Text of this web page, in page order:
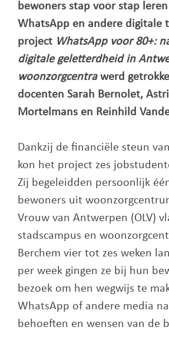
bewoners stap voor stap
WhatsApp en andere digitale
project WhatsApp voor 80+:
digitale geletterdheid in
woonzorgcentrawerd
docenten Sarah Bernolet,
Mortelmans en Reinhild
Dankzij de financiële steun
kon het project zes
Zij begeleidden persoonlijk
bewoners uit
Vrouw van Antwerpen (OLV)
stadscampus en
Berchem vier tot zes weken
per week gingen ze bij hun
bezoek om hen wegwijs te
WhatsApp of andere media
behoeften en wensen van de